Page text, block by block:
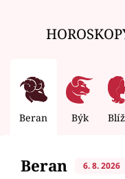
Beran Býk
Beran 6. 8. 2026